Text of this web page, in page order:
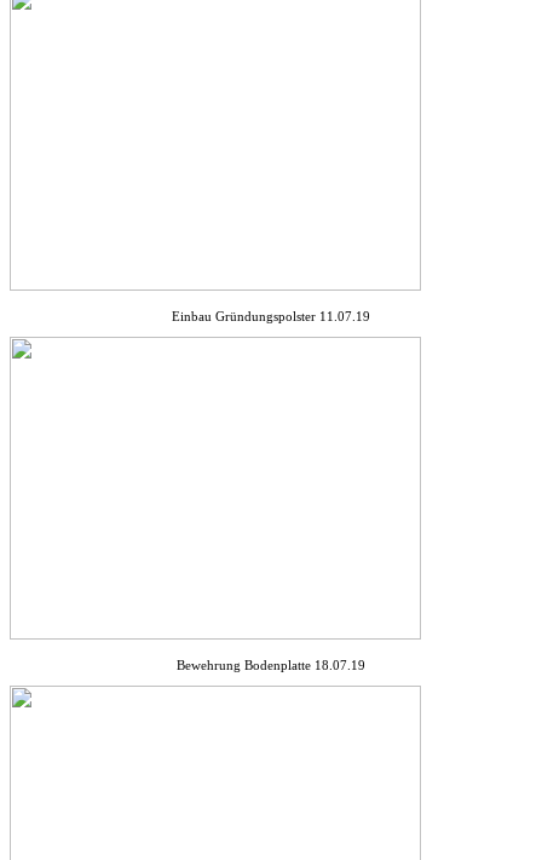
Einbau Gründungspolster 11.07.19
Bewehrung Bodenplatte 18.07.19